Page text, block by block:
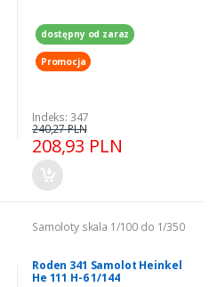
dostępny od zaraz
Promocja
Indeks: 347
208,93 PLN
240,27 PLN
Samoloty skala 1/100 do 1/350
Roden 341 Samolot Heinkel
He 111 H-6 1/144